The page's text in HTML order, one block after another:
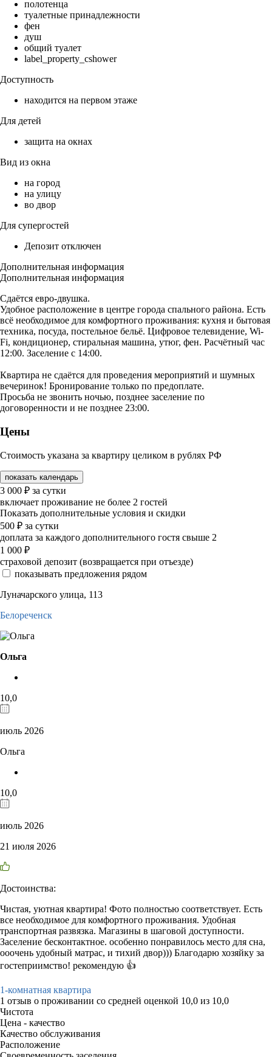
полотенца
туалетные принадлежности
фен
душ
общий туалет
label_property_cshower
Доступность
находится на первом этаже
Для детей
защита на окнах
Вид из окна
на город
на улицу
во двор
Для супергостей
Депозит отключен
Дополнительная информация
Дополнительная информация
Сдаётся евро-двушка.
Удобное расположение в центре города спального района. Есть
всё необходимое для комфортного проживания: кухня и бытовая
техника, посуда, постельное бельё. Цифровое телевидение, Wi-
Fi, кондиционер, стиральная машина, утюг, фен. Расчётный час
12:00. Заселение с 14:00.
Квартира не сдаётся для проведения мероприятий и шумных
вечеринок! Бронирование только по предоплате.
Просьба не звонить ночью, позднее заселение по
договоренности и не позднее 23:00.
Цены
Стоимость указана за квартиру целиком в рублях РФ
показать календарь
3 000 ₽ за сутки
включает проживание не более 2 гостей
Показать дополнительные условия и скидки
500 ₽ за сутки
доплата за каждого дополнительного гостя свыше 2
1 000 ₽
страховой депозит (возвращается при отъезде)
показывать предложения рядом
Луначарского улица, 113
Белореченск
Ольга
10,0
июль 2026
Ольга
10,0
июль 2026
21 июля 2026
Достоинства:
Чистая, уютная квартира! Фото полностью соответствует. Есть
все необходимое для комфортного проживания. Удобная
транспортная развязка. Магазины в шаговой доступности.
Заселение бесконтактное. особенно понравилось место для сна,
ооочень удобный матрас, и тихий двор))) Благодарю хозяйку за
гостеприимство! рекомендую 👍
1-комнатная квартира
1 отзыв о проживании со средней оценкой 10,0 из 10,0
Чистота
Цена - качество
Качество обслуживания
Расположение